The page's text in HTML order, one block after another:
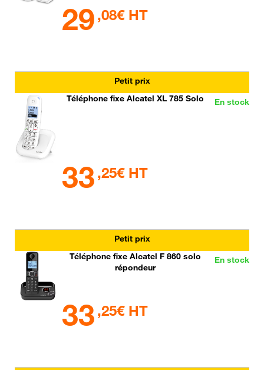
29 ,08€ HT
Petit prix
En stock
Téléphone fixe Alcatel XL 785 Solo
33 ,25€ HT
Petit prix
En stock
Téléphone fixe Alcatel F 860 solo
répondeur
33 ,25€ HT